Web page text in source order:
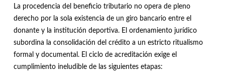
La procedencia del beneficio tributario no opera de pleno
derecho por la sola existencia de un giro bancario entre el
donante y la institución deportiva. El ordenamiento jurídico
subordina la consolidación del crédito a un estricto ritualismo
formal y documental . El ciclo de acreditación exige el
cumplimiento ineludible de las siguientes etapas: